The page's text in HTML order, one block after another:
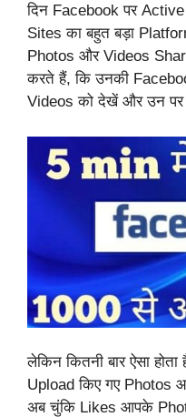
दिन Facebook पर
Sites का बहुत बड़ा
Photos और Videos
करते हैं, कि उनकी
Videos को देखें और उन
लेकिन कितनी बार ऐसा
Upload किए गए Photos
अब चुंकि Likes आपके